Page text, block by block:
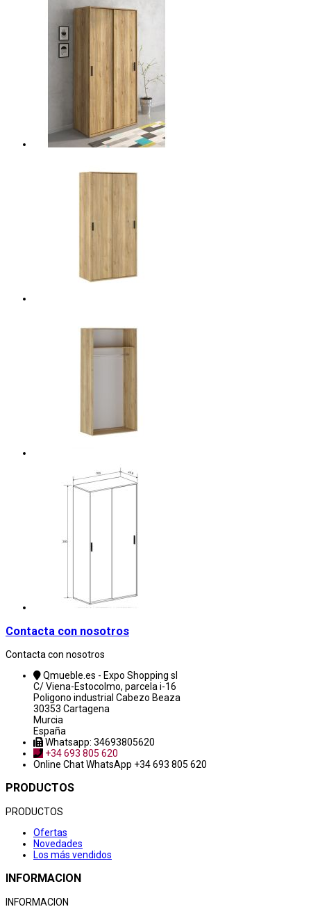
Contacta con nosotros
Contacta con nosotros
Qmueble.es - Expo Shopping sl
C/ Viena-Estocolmo, parcela i-16
Poligono industrial Cabezo Beaza
30353 Cartagena
Murcia
España
Whatsapp: 34693805620
+34 693 805 620
Online ChatWhatsApp +34 693 805 620
PRODUCTOS
PRODUCTOS
Ofertas
Novedades
Los más vendidos
INFORMACION
INFORMACION